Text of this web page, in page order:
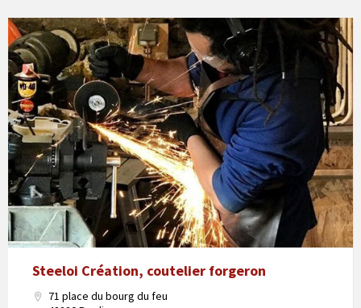
Steeloi Création, coutelier forgeron
71 place du bourg du feu